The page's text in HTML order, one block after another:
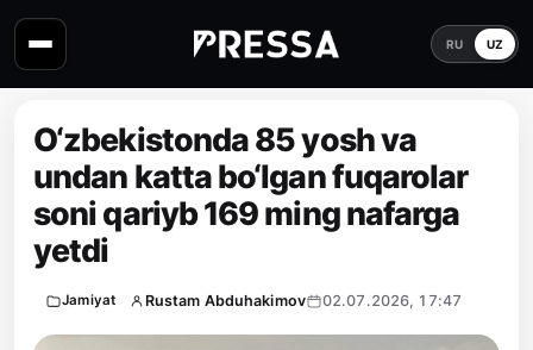
RU UZ
O‘zbekistonda 85 yosh va
undan katta bo‘lgan fuqarolar
soni qariyb 169 ming nafarga
yetdi
Jamiyat Rustam Abduhakimov 02.07.2026, 17:47